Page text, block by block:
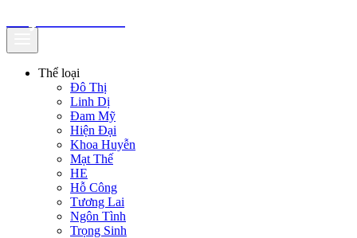
Thể loại
Đô Thị
Linh Dị
Đam Mỹ
Hiện Đại
Khoa Huyễn
Mạt Thế
HE
Hỗ Công
Tương Lai
Ngôn Tình
Trọng Sinh